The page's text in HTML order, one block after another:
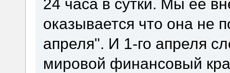
24 часа в сутки. Мы ее
оказывается что она не
апреля". И 1-го апреля
мировой финансовый